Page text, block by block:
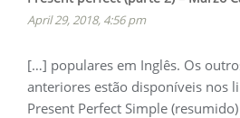
April 29, 2018, 4:56 pm
[…] populares em Inglês. Os
anteriores estão disponíveis nos
Present Perfect Simple